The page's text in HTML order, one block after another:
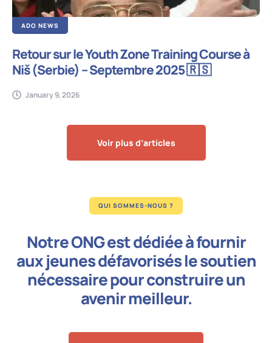
ADO NEWS
Retour sur le Youth Zone Training Course à
Niš (Serbie) – Septembre 2025 🇷🇸
January 9, 2026
Voir plus d’articles
QUI SOMMES-NOUS ?
Notre ONG est dédiée à fournir
aux jeunes défavorisés le soutien
nécessaire pour construire un
avenir meilleur.